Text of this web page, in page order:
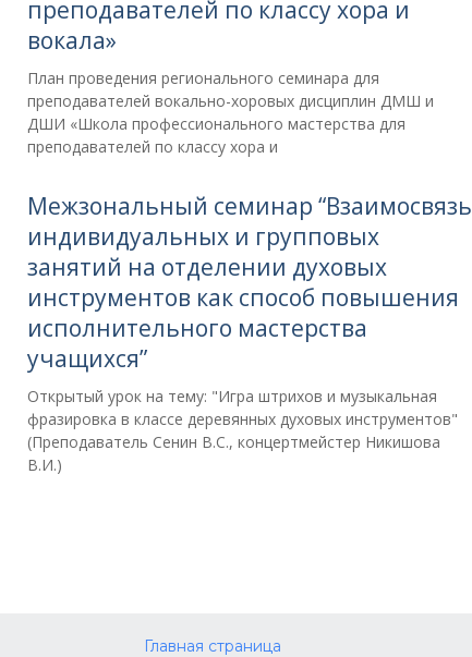
преподавателей по классу хора и
вокала»
План проведения регионального семинара для
преподавателей вокально-хоровых дисциплин ДМШ и
ДШИ «Школа профессионального мастерства для
преподавателей по классу хора и
Межзональный семинар “Взаимосвязь
индивидуальных и групповых
занятий на отделении духовых
инструментов как способ повышения
исполнительного мастерства
учащихся”
Открытый урок на тему: "Игра штрихов и музыкальная
фразировка в классе деревянных духовых инструментов"
(Преподаватель Сенин В.С., концертмейстер Никишова
В.И.)
Главная страница